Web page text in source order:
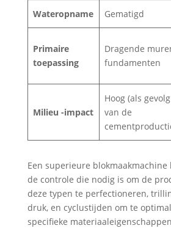
Wateropname Gematigd
Primaire
toepassing
Dragende
fundamenten
Milieu -impact
Hoog (als gevolg
van de
Een superieure
de controle die nodig is om de
deze typen te perfectioneren,
druk, en cyclustijden om te
specifieke